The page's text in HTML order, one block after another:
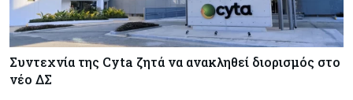
Συντεχνία της Cyta ζητά να ανακληθεί διορισμός στο
νέο ΔΣ